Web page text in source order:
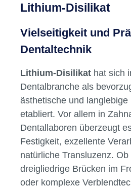
Lithium-Disilikat
Vielseitigkeit und
Dentaltechnik
Lithium-Disilikat hat sich
Dentalbranche als
ästhetische und langlebige
etabliert. Vor allem in
Dentallaboren überzeugt
Festigkeit, exzellente
natürliche Transluzenz.
dreigliedrige Brücken im
oder komplexe